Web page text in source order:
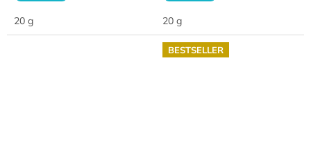
20 g 20 g
BESTSELLER